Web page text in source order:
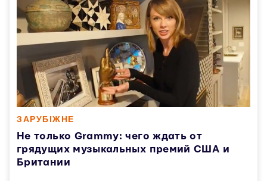
ЗАРУБІЖНЕ
Не только Grammy: чего ждать от
грядущих музыкальных премий США и
Британии